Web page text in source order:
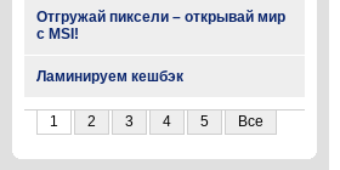
Отгружай пиксели – открывай мир
с MSI!
Ламинируем кешбэк
1 2 3 4 5 Все